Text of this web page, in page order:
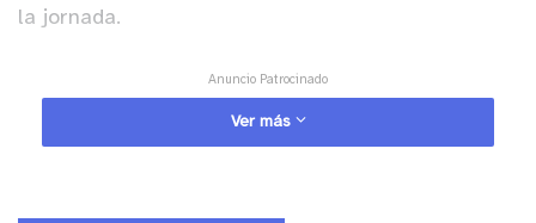
la jornada.
Anuncio Patrocinado
Según detalló el jefe comunal, el recinto
funcionará desde las 9:00 hasta las 19:00 horas,
y encuentro familiar para dar inicio al nuevo año.
Ver más